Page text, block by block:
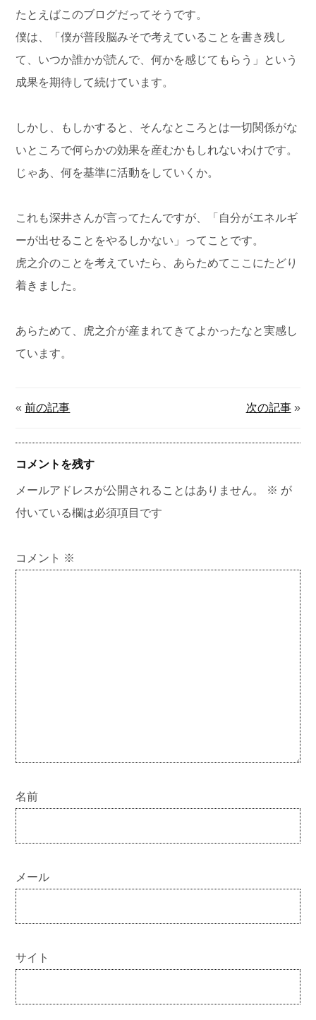
たとえばこのブログだってそうです。
僕は、「僕が普段脳みそで考えていることを書き残し
て、いつか誰かが読んで、何かを感じてもらう」という
成果を期待して続けています。
しかし、もしかすると、そんなところとは一切関係がな
いところで何らかの効果を産むかもしれないわけです。
じゃあ、何を基準に活動をしていくか。
これも深井さんが言ってたんですが、「自分がエネルギ
ーが出せることをやるしかない」ってことです。
虎之介のことを考えていたら、あらためてここにたどり
着きました。
あらためて、虎之介が産まれてきてよかったなと実感し
ています。
«前の記事 次の記事»
コメントを残す
メールアドレスが公開されることはありません。 ※ が
付いている欄は必須項目です
コメント ※
名前
メール
サイト